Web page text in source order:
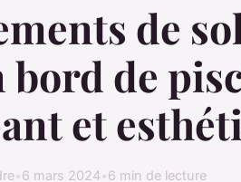
de
bord de
et
•6 mars 2024•6 min de lecture